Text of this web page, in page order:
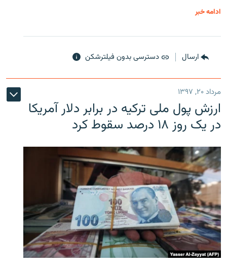
ادامه خبر
ارسال دسترسی بدون فیلترشکن
مرداد ۲۰, ۱۳۹۷
ارزش پول ملی ترکیه در برابر دلار آمریکا
در یک روز ۱۸ درصد سقوط کرد